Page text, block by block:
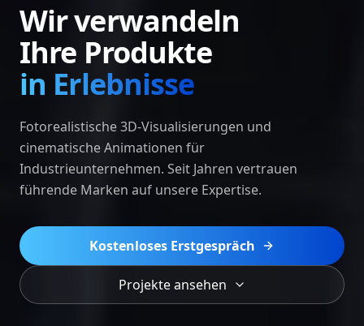
Wir verwandeln
Ihre Produkte
in Erlebnisse
Fotorealistische 3D-Visualisierungen und
cinematische Animationen für
Industrieunternehmen. Seit Jahren vertrauen
führende Marken auf unsere Expertise.
Kostenloses Erstgespräch
Projekte ansehen